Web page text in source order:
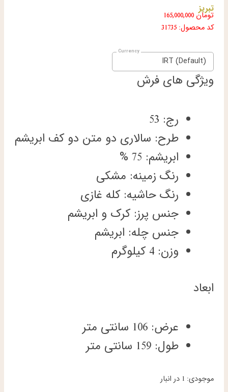
تبریز
تومان
کد محصول: 31735
IRT (Default)
ویژگی های فرش
رج: 53
طرح: سالاری دو متن دو کف ابریشم
ابریشم: 75 %
رنگ زمینه: مشکی
رنگ حاشیه: کله غازی
جنس پرز: کرک و ابریشم
جنس چله: ابریشم
وزن: 4 کیلوگرم
ابعاد
عرض: 106 سانتی متر
طول: 159 سانتی متر
موجودی: 1 در انبار
ذرع